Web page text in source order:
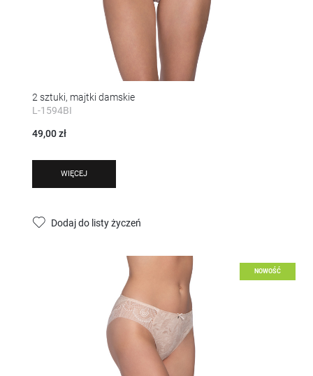
2 sztuki, majtki damskie
L-1594BI
49,00 zł
WIĘCEJ
Dodaj do listy życzeń
NOWOŚĆ